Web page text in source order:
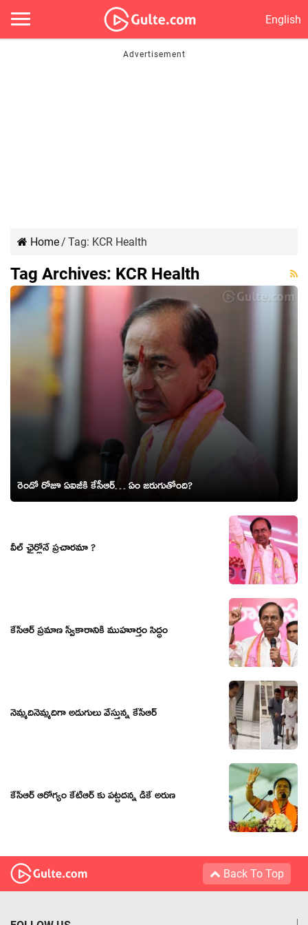
English
Home/ Tag: KCR Health
Tag Archives: KCR Health
రెండో రోజూ ఏఐజీకి కేసీఆర్… ఏం జరుగుతోంది?
వీల్ ఛైర్లోనే ప్రచారమా ?
కేసీఆర్ ప్ర‌మాణ స్వీకారానికి ముహూర్తం సిద్ధం
నెమ్మ‌దినెమ్మ‌దిగా అడుగులు వేస్తున్న కేసీఆర్‌
కేసీఆర్ ఆరోగ్యం కేటీఆర్ కు పట్టదన్న డీకే అరుణ
Back To Top